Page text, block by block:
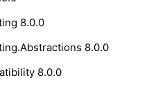
8.0.0
8.0.0
8.0.0